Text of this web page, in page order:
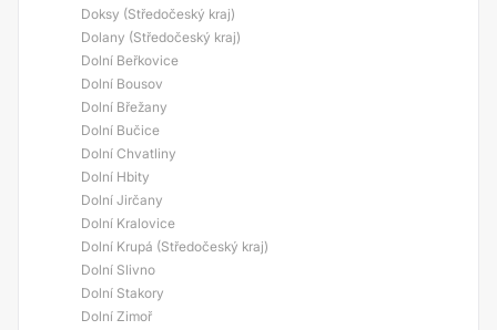
Doksy (Středočeský kraj)
Dolany (Středočeský kraj)
Dolní Beřkovice
Dolní Bousov
Dolní Břežany
Dolní Bučice
Dolní Chvatliny
Dolní Hbity
Dolní Jirčany
Dolní Kralovice
Dolní Krupá (Středočeský kraj)
Dolní Slivno
Dolní Stakory
Dolní Zimoř